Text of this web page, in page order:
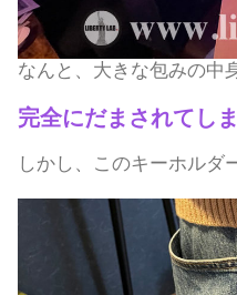
なんと、大きな包みの中
完全にだまされてし
しかし、このキーホルダ